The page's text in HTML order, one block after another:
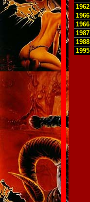
1962
1966
1966
1987
1988
1995